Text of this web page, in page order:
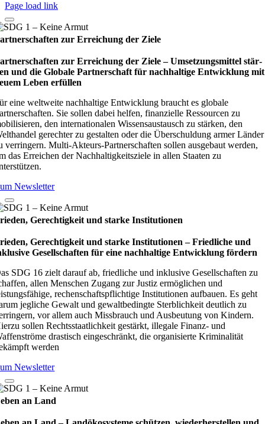
Page load link
zur Erreichung der Ziele
zur Erreichung der Ziele – Umset­zungs­mit­tel stär­
und die Glo­bale Part­ner­schaft für nach­hal­tige Ent­wick­lung mit
Leben erfül­len
eine weltweite nachhaltige Entwicklung braucht es globale
Sie sollen dabei helfen, finanzielle Ressourcen zu
den internationalen Wissensaustausch zu stärken, den
gerechter zu gestalten oder die Überschuldung armer Länder
verringern. Multi-Akteurs-Partnerschaften sollen ausgebaut werden,
das Erreichen der Nachhaltigkeitsziele in allen Staaten zu
Newsletter
Gerechtigkeit und starke Institutionen
Gerechtigkeit und starke Institutionen – Fried­li­che und
Gesell­schaf­ten für eine nach­hal­tige Ent­wick­lung för­dern
SDG 16 zielt darauf ab, friedliche und inklusive Gesellschaften zu
allen Menschen Zugang zur Justiz ermöglichen und
rechenschaftspflichtige Institutionen aufbauen. Es geht
jegliche Gewalt und gewaltbedingte Sterblichkeit deutlich zu
vor allem auch Missbrauch und Ausbeutung von Kindern.
sollen Rechtsstaatlichkeit gestärkt, illegale Finanz- und
drastisch eingeschränkt, die organisierte Kriminalität
werden
Newsletter
an Land